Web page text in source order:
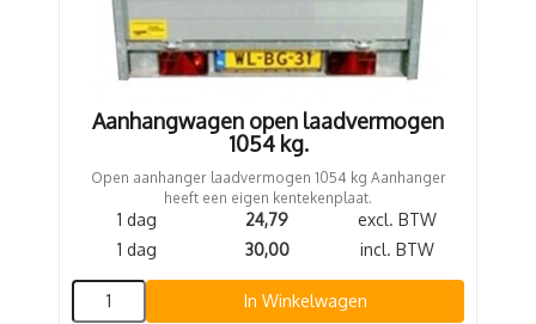
Aanhangwagen open laadvermogen
1054 kg.
Open aanhanger laadvermogen 1054 kg Aanhanger
heeft een eigen kentekenplaat.
1 dag 24,79
excl. BTW
1 dag
30,00 incl. BTW
In Winkelwagen